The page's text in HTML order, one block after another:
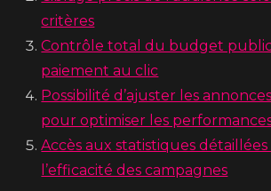
critères
Contrôle total du budget
paiement au clic
Possibilité d’ajuster les
pour optimiser les
Accès aux statistiques
l’efficacité des campagnes